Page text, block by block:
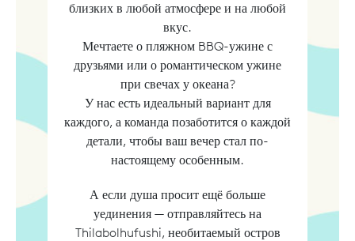
близких в любой атмосфере и на любой
вкус.
Мечтаете о пляжном BBQ-ужине с
друзьями или о романтическом ужине
при свечах у океана?
У нас есть идеальный вариант для
каждого, а команда позаботится о каждой
детали, чтобы ваш вечер стал по-
настоящему особенным.
А если душа просит ещё больше
уединения — отправляйтесь на
Thilabolhufushi, необитаемый остров